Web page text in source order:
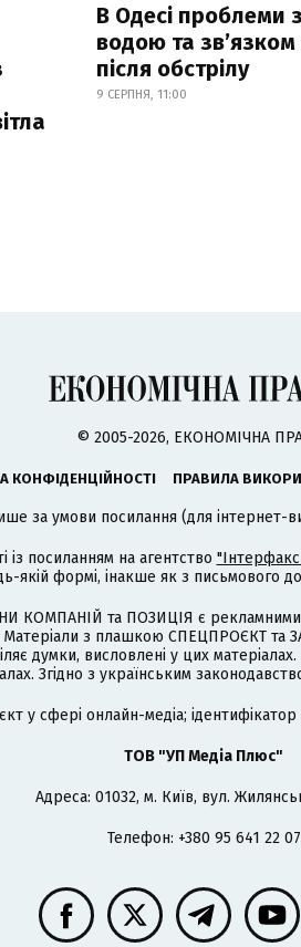
В Одесі проблеми з
водою та звʼязком
після обстрілу
9 СЕРПНЯ, 11:00
© 2005-2026, ЕКОНОМІЧНА
КОНФІДЕНЦІЙНОСТІ ПРАВИЛА
за умови посилання (для інтернет-
із посиланням на агентство
формі, інакше як з письмового
КОМПАНІЙ та ПОЗИЦІЯ є рекламними
Матеріали з плашкою СПЕЦПРОЄКТ
думки, висловлені у цих
Згідно з українським
у сфері онлайн-медіа;
ТОВ "УП Медіа Плюс"
Адреса: 01032, м. Київ, вул.
Телефон: +380 95 641 22 07